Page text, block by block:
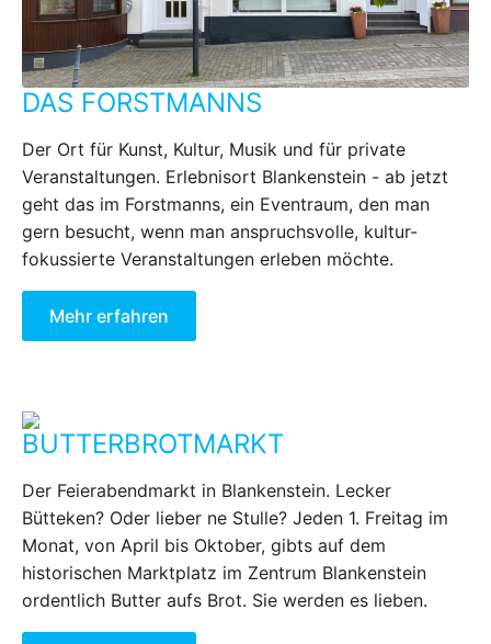
DAS FORSTMANNS
Der Ort für Kunst, Kultur, Musik und für private
Veranstaltungen. Erlebnisort Blankenstein - ab jetzt
geht das im Forstmanns, ein Eventraum, den man
gern besucht, wenn man anspruchsvolle, kultur-
fokussierte Veranstaltungen erleben möchte.
Mehr erfahren
BUTTERBROTMARKT
Der Feierabendmarkt in Blankenstein. Lecker
Bütteken? Oder lieber ne Stulle? Jeden 1. Freitag im
Monat, von April bis Oktober, gibts auf dem
historischen Marktplatz im Zentrum Blankenstein
ordentlich Butter aufs Brot. Sie werden es lieben.